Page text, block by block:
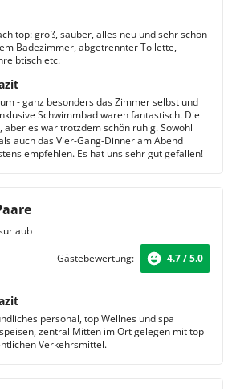
top: groß, sauber, alles neu und sehr schön
Badezimmer, abgetrennter Toilette,
etc.
- ganz besonders das Zimmer selbst und
Schwimmbad waren fantastisch. Die
aber es war trotzdem schön ruhig. Sowohl
auch das Vier-Gang-Dinner am Abend
empfehlen. Es hat uns sehr gut gefallen!
Gästebewertung: 4.7 / 5.0
personal, top Wellnes und spa
zentral Mitten im Ort gelegen mit top
Verkehrsmittel.